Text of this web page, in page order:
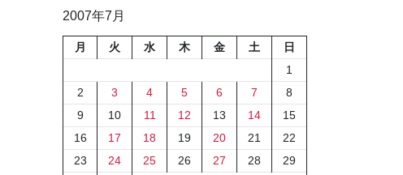
2007年7月
月 火 水 木 金 土
日
1
2
3 4 5 6 7
8
9
10 11 12 13 14
15
16
17 18 19 20 21
22
23
24 25 26 27 28
29